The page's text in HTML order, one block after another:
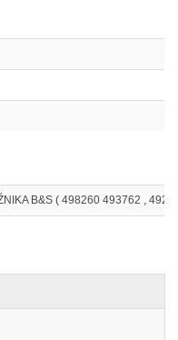
B&S ( 498260 493762 ,